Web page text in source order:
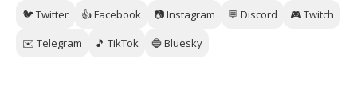
🐦 Twitter 👍 Facebook 📷 Instagram 💬 Discord
🎮 Twitch
✉️ Telegram
🎵 TikTok 🔵 Bluesky